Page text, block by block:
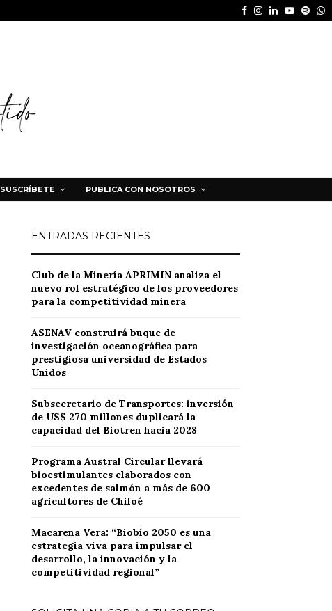
Facebook
Instagram
LinkedinYoutube
SUSCRÍBETE PUBLICA CON NOSOTROS
ENTRADAS RECIENTES
Club de la Minería APRIMIN analiza el
nuevo rol estratégico de los proveedores
para la competitividad minera
ASENAV construirá buque de
investigación oceanográfica para
prestigiosa universidad de Estados
Unidos
Subsecretario de Transportes: inversión
de US$ 270 millones duplicará la
capacidad del Biotren hacia 2028
Programa Austral Circular llevará
bioestimulantes elaborados con
excedentes de salmón a más de 600
agricultores de Chiloé
Macarena Vera: “Biobío 2050 es una
estrategia viva para impulsar el
desarrollo, la innovación y la
competitividad regional”